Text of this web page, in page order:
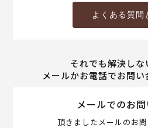
よくある質問
それでも解決しな
メールかお電話でお問い
メールでのお
頂きましたメールのお問